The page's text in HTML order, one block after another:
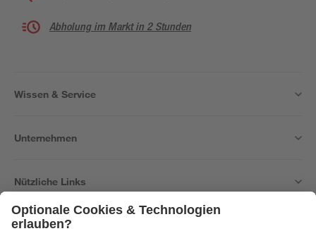
Abholung im Markt in 2 Stunden
Wissen & Service
Unternehmen
Nützliche Links